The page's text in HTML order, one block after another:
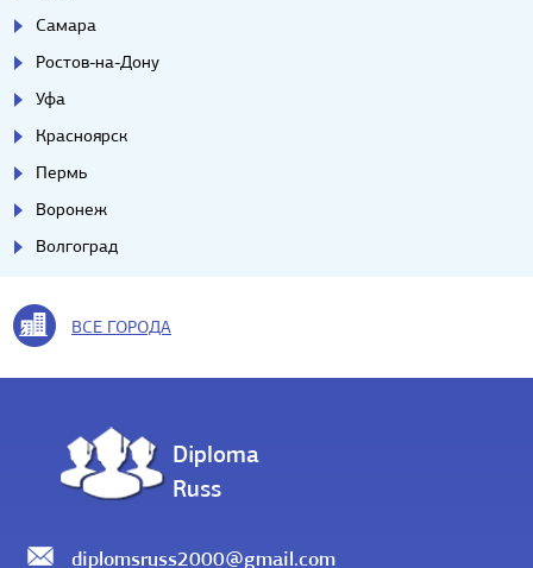
Самара
Ростов-на-Дону
Уфа
Красноярск
Пермь
Воронеж
Волгоград
ВСЕ ГОРОДА
Diploma
Russ
diplomsruss2000@gmail.com